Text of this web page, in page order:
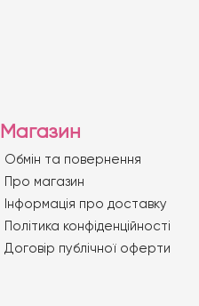
Магазин
Обмін та повернення
Про магазин
Iнформація про доставку
Політика конфіденційності
Договір публічної оферти